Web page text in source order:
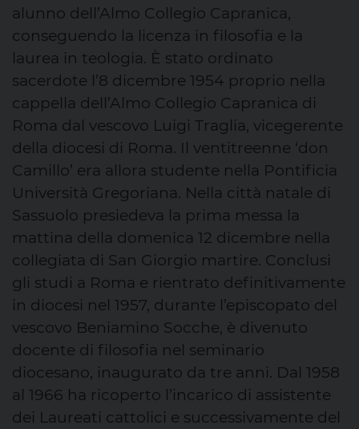
alunno dell’Almo Collegio Capranica,
conseguendo la licenza in filosofia e la
laurea in teologia. È stato ordinato
sacerdote l’8 dicembre 1954 proprio nella
cappella dell’Almo Collegio Capranica di
Roma dal vescovo Luigi Traglia, vicegerente
della diocesi di Roma. Il ventitreenne ‘don
Camillo’ era allora studente nella Pontificia
Università Gregoriana. Nella città natale di
Sassuolo presiedeva la prima messa la
mattina della domenica 12 dicembre nella
collegiata di San Giorgio martire. Conclusi
gli studi a Roma e rientrato definitivamente
in diocesi nel 1957, durante l’episcopato del
vescovo Beniamino Socche, è divenuto
docente di filosofia nel seminario
diocesano, inaugurato da tre anni. Dal 1958
al 1966 ha ricoperto l’incarico di assistente
dei Laureati cattolici e successivamente del